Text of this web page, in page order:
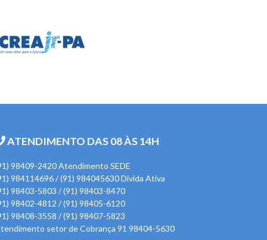
ATENDIMENTO DAS 08 ÀS 14H
98409-2420 Atendimento SEDE
984114696 / (91) 984045630 Divida Ativa
98403-5803 / (91) 98403-8470
98402-4812 / (91) 98405-6120
98408-3558 / (91) 98407-5823
setor de Cobrança 91 98404-5630